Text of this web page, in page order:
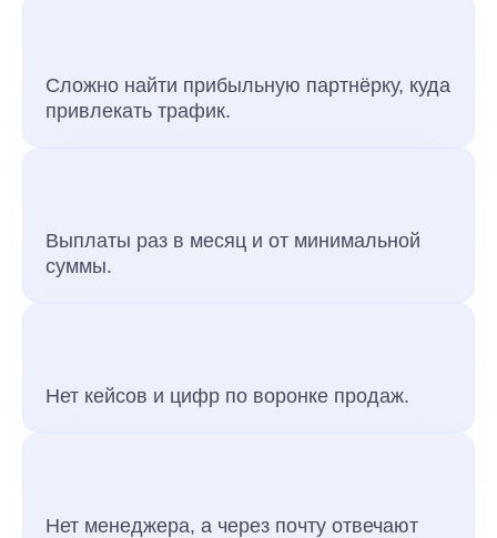
Сложно найти прибыльную партнёрку, куда
привлекать трафик.
Выплаты раз в месяц и от минимальной
суммы.
Нет кейсов и цифр по воронке продаж.
Нет менеджера, а через почту отвечают